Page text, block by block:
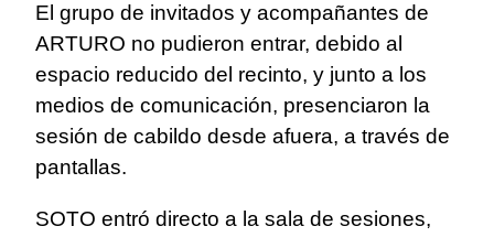
El grupo de invitados y acompañantes de
ARTURO no pudieron entrar, debido al
espacio reducido del recinto, y junto a los
medios de comunicación, presenciaron la
sesión de cabildo desde afuera, a través de
pantallas.
SOTO entró directo a la sala de sesiones,